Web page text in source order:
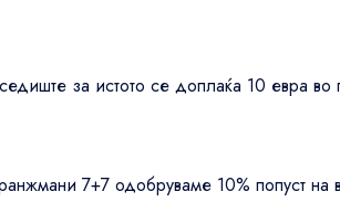
за истото се доплаќа 10 евра
7+7 одобруваме 10% попуст на